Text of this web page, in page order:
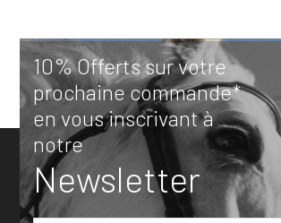
10% Offerts sur votre
prochaine commande*
en vous inscrivant à
notre
Newsletter